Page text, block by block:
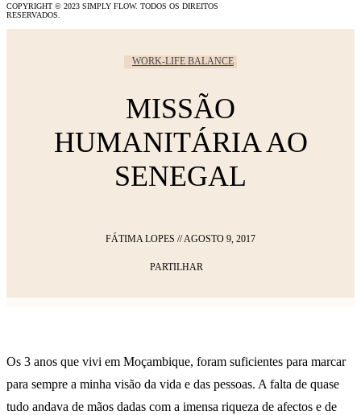
COPYRIGHT © 2023 SIMPLY FLOW. TODOS OS DIREITOS
RESERVADOS.
WORK-LIFE BALANCE
MISSÃO
HUMANITÁRIA AO
SENEGAL
FÁTIMA LOPES //AGOSTO 9, 2017
PARTILHAR
Os 3 anos que vivi em Moçambique, foram suficientes para marcar
para sempre a minha visão da vida e das pessoas. A falta de quase
tudo andava de mãos dadas com a imensa riqueza de afectos e de